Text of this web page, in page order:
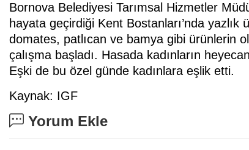
Bornova Belediyesi Tarımsal Hizmetler
hayata geçirdiği Kent Bostanları’nda
domates, patlıcan ve bamya gibi ürünlerin
çalışma başladı. Hasada kadınların
Eşki de bu özel günde kadınlara eşlik etti.
Kaynak: IGF
Yorum Ekle